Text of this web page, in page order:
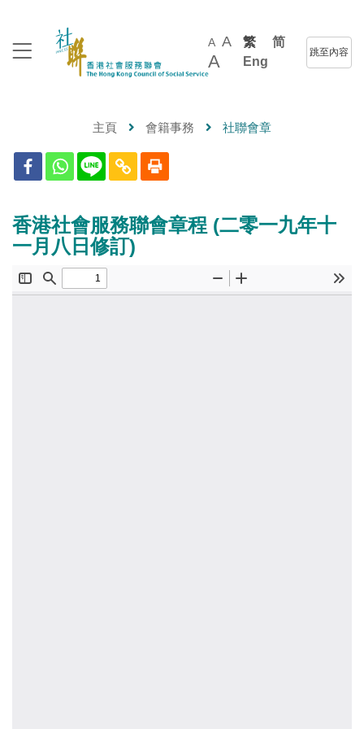
A A
A
繁
简
Eng
跳至內容
主頁 會籍事務 社聯會章
香港社會服務聯會章程 (二零一九年十
一月八日修訂)